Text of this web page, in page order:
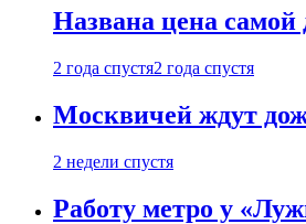
Названа цена
2 года спустя2 года спустя
Москвичей ждут
2 недели спустя
Работу метро у